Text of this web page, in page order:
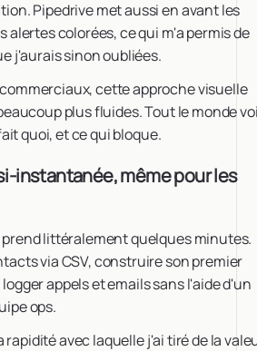
Pipedrive met aussi en avant les
alertes colorées, ce qui m'a permis de
j'aurais sinon oubliées.
cette approche visuelle
plus fluides. Tout le monde
quoi, et ce qui bloque.
instantanée, même pour les
littéralement quelques minutes.
via CSV, construire son premier
appels et emails sans l'aide d'un
ops.
rapidité avec laquelle j'ai tiré de la